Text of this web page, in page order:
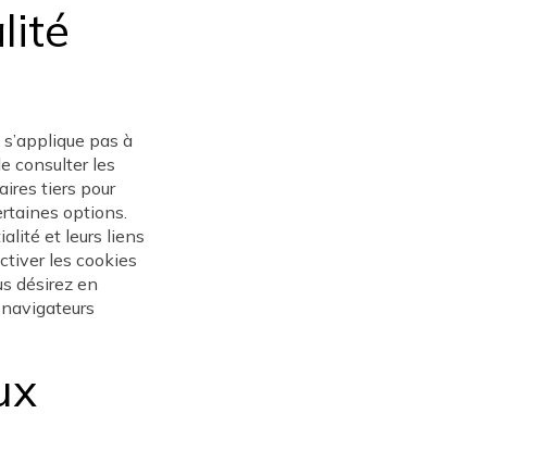
pas à
consulter les
tiers pour
options.
et leurs liens
les cookies
désirez en